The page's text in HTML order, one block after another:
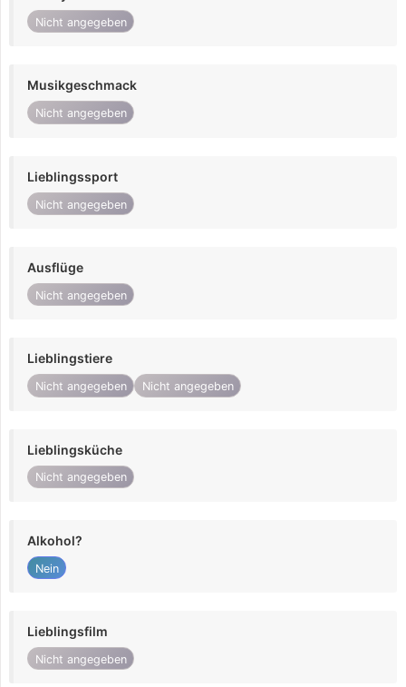
Nicht angegeben
Musikgeschmack
Nicht angegeben
Lieblingssport
Nicht angegeben
Ausflüge
Nicht angegeben
Lieblingstiere
Nicht angegeben Nicht angegeben
Lieblingsküche
Nicht angegeben
Alkohol?
Nein
Lieblingsfilm
Nicht angegeben